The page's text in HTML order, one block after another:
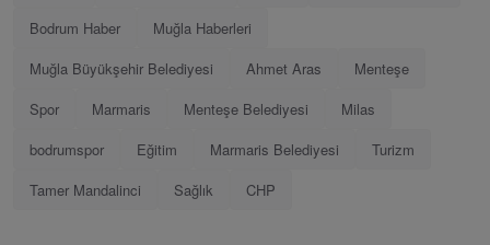
Bodrum Haber
Muğla Haberleri
Muğla Büyükşehir Belediyesi
Ahmet Aras
Menteşe
Spor
Marmaris Menteşe Belediyesi
Milas
bodrumspor
Eğitim Marmaris Belediyesi
Turizm
Tamer Mandalinci
Sağlık CHP